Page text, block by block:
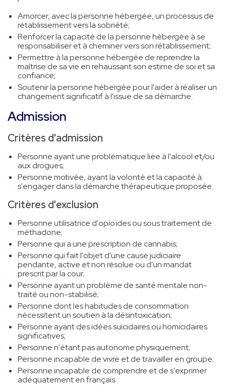
Amorcer, avec la personne hébergée, un processus de
rétablissement vers la sobriété;
Renforcer la capacité de la personne hébergée à se
responsabiliser et à cheminer vers son rétablissement;
Permettre à la personne hébergée de reprendre la
maîtrise de sa vie en rehaussant son estime de soi et sa
confiance;
Soutenir la personne hébergée pour l'aider à réaliser un
changement significatif à l'issue de sa démarche.
Admission
Critères d'admission
Personne ayant une problématique liée à l'alcool et/ou
aux drogues;
Personne motivée, ayant la volonté et la capacité à
s'engager dans la démarche thérapeutique proposée.
Critères d'exclusion
Personne utilisatrice d'opioïdes ou sous traitement de
méthadone;
Personne qui a une prescription de cannabis;
Personne qui fait l'objet d'une cause judiciaire
pendante, active et non résolue ou d'un mandat
prescrit par la cour;
Personne ayant un problème de santé mentale non-
traité ou non-stabilisé;
Personne dont les habitudes de consommation
nécessitent un soutien à la désintoxication;
Personne ayant des idées suicidaires ou homicidaires
significatives;
Personne n'étant pas autonome physiquement;
Personne incapable de vivre et de travailler en groupe;
Personne incapable de comprendre et de s'exprimer
adéquatement en français.